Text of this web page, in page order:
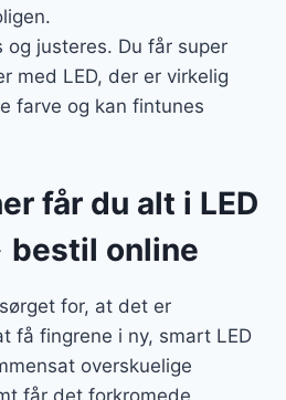
og justeres. Du får super
med LED, der er virkelig
farve og kan fintunes
får du alt i LED
online
for, at det er
få fingrene i ny, smart LED
overskuelige
får det forkromede